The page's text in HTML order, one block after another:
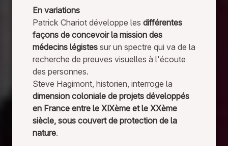
e
r
l
e
v
e
r
n
En variations
Patrick Chariot développe les différentes
façons de concevoir la mission des
médecins légistes sur un spectre qui va de la
recherche de preuves visuelles à l'écoute
des personnes.
Steve Hagimont, historien, interroge la
dimension coloniale de projets développés
en France entre le XIXème et le XXème
siècle, sous couvert de protection de la
nature.